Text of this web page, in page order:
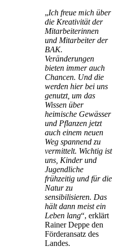
„Ich freue mich über
die Kreativität der
Mitarbeiterinnen
und Mitarbeiter der
BAK.
Veränderungen
bieten immer auch
Chancen. Und die
werden hier bei uns
genutzt, um das
Wissen über
heimische Gewässer
und Pflanzen jetzt
auch einem neuen
Weg spannend zu
vermittelt. Wichtig ist
uns, Kinder und
Jugendliche
frühzeitig und für die
Natur zu
sensibilisieren. Das
hält dann meist ein
Leben lang“, erklärt
Rainer Deppe den
Förderansatz des
Landes.